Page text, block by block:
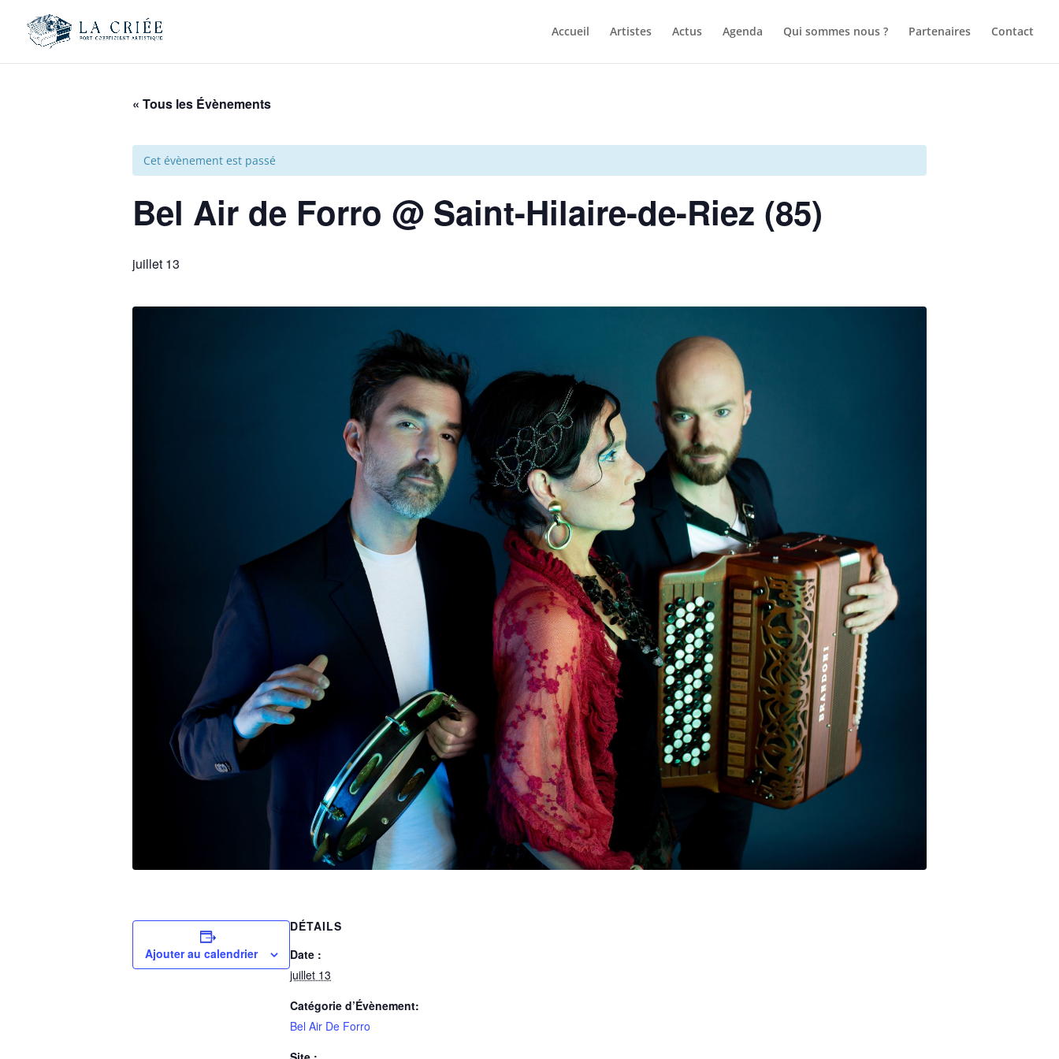
Accueil Artistes Actus Agenda Qui sommes nous ? Partenaires Contact
« Tous les Évènements
Cet évènement est passé
Bel Air de Forro @ Saint-Hilaire-de-Riez (85)
juillet 13
Ajouter au calendrier
DÉTAILS
Date :
juillet 13
Catégorie d’Évènement:
Bel Air De Forro